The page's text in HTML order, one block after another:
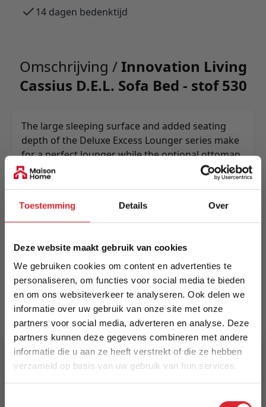
Toestemming Details Over
Deze website maakt gebruik van cookies
We gebruiken cookies om content en advertenties te
personaliseren, om functies voor social media te bieden
en om ons websiteverkeer te analyseren. Ook delen we
informatie over uw gebruik van onze site met onze
partners voor social media, adverteren en analyse. Deze
partners kunnen deze gegevens combineren met andere
informatie die u aan ze heeft verstrekt of die ze hebben
verzameld op basis van uw gebruik van hun services.
14 dagen bedenktijd
Omschrijving /Innovation Living
Cassius D.E.L. Sofa Bed - stof 530
The large sleeping surface and added seating
depth of the Deluxe Excess Lounger series make
for a perfect lounger while the optional ottoman
allows for a chaise lounge add-on or extra
seating place.
Meer informatie
Innovation Living
EAN
5700110885850
Prijs
€ 3.295,00